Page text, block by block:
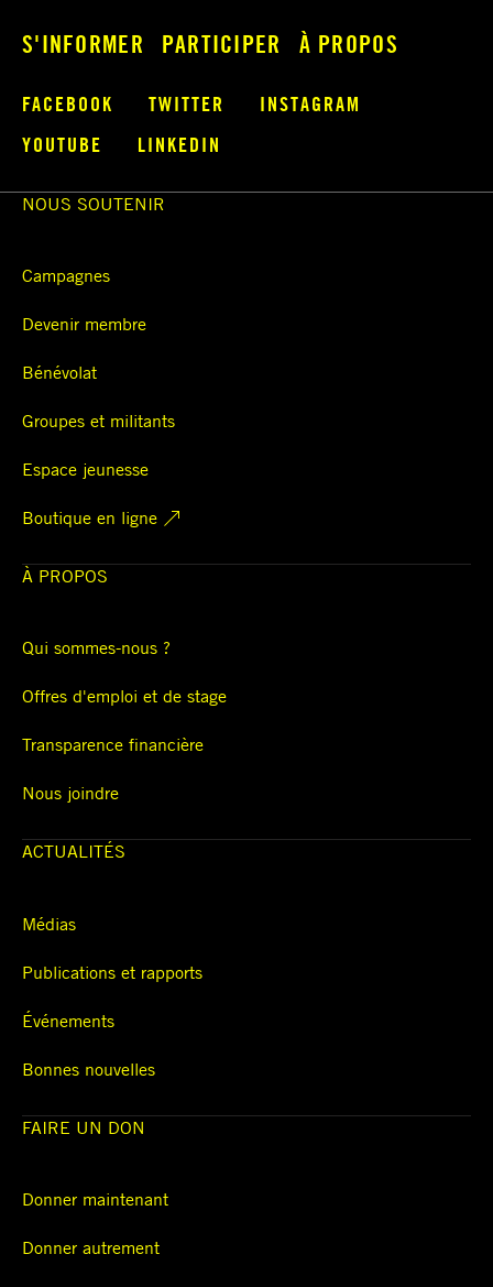
S'INFORMER PARTICIPER À PROPOS
FACEBOOK TWITTER
INSTAGRAM
YOUTUBE
LINKEDIN
NOUS SOUTENIR
Campagnes
Devenir membre
Bénévolat
Groupes et militants
Espace jeunesse
Boutique en ligne
À PROPOS
Qui sommes-nous ?
Offres d'emploi et de stage
Transparence financière
Nous joindre
ACTUALITÉS
Médias
Publications et rapports
Événements
Bonnes nouvelles
FAIRE UN DON
Donner maintenant
Donner autrement